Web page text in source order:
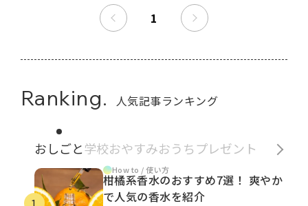
1
Ranking. 人気記事ランキング
おしごと学校おやすみおうち プレゼント
How to / 使い方
柑橘系香水のおすすめ7選！ 爽やか
で人気の香水を紹介